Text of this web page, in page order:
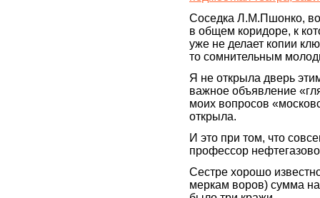
Соседка Л.М.Пшонко,
в общем коридоре, к
уже не делает копии
то сомнительным
Я не открыла дверь
важное объявление
моих вопросов
открыла.
И это при том, что
профессор
Сестре хорошо
меркам воров) сумма